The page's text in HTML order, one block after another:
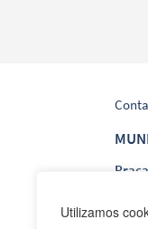
Utilizamos